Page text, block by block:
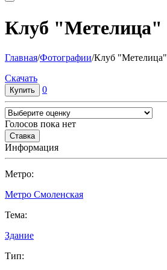
Клуб "Метелица"
Главная/Фотографии/Клуб "Метелица"
Cкачать
0
Голосов пока нет
Информация
Метро:
Метро Смоленская
Тема:
Здание
Тип: